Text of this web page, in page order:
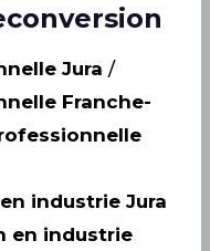
Jura /
Franche-
industrie Jura
en industrie